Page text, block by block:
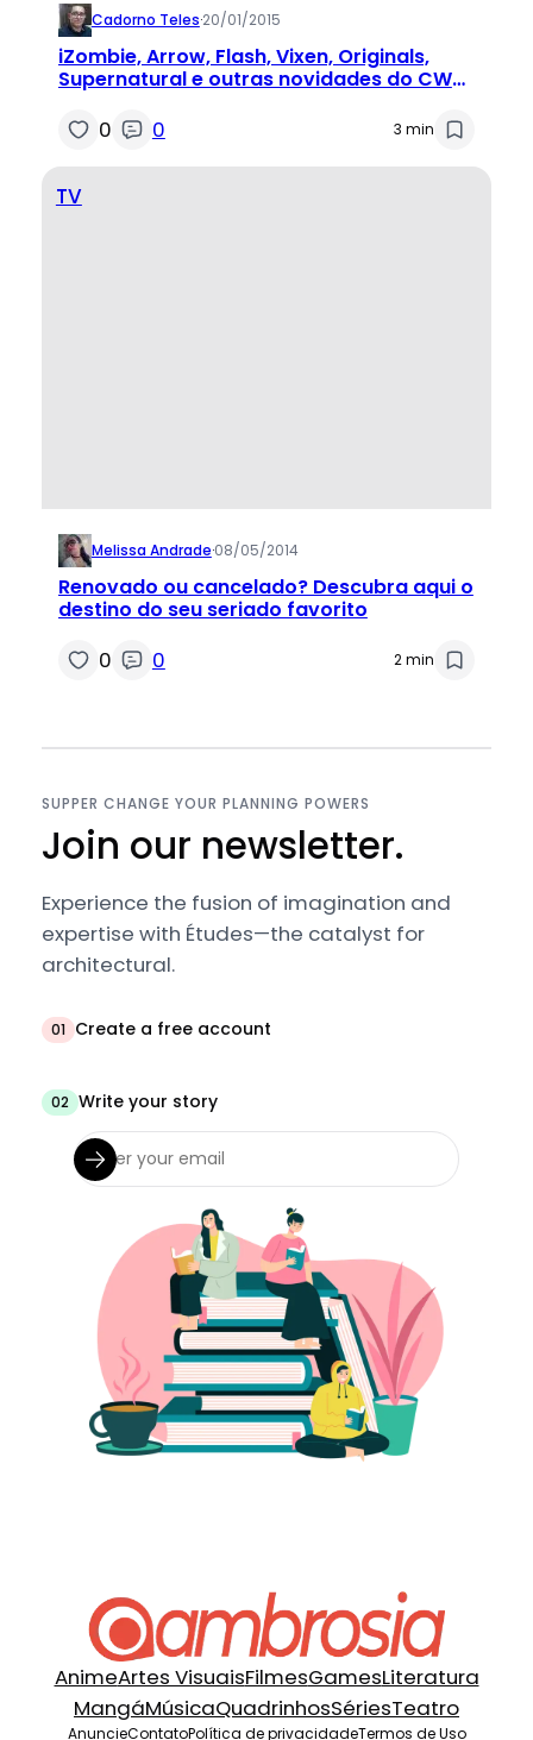
Cadorno Teles·20/01/2015
iZombie, Arrow, Flash, Vixen, Originals,
Supernatural e outras novidades do CW
0 0 3 min
TV
Melissa Andrade·08/05/2014
Renovado ou cancelado? Descubra aqui o
destino do seu seriado favorito
0 0 2 min
SUPPER CHANGE YOUR PLANNING POWERS
Join our newsletter.
Experience the fusion of imagination and
expertise with Études—the catalyst for
architectural.
01 Create a free account
02 Write your story
AnimeArtes VisuaisFilmesGamesLiteratura
MangáMúsicaQuadrinhosSériesTeatro
AnuncieContatoPolítica de privacidadeTermos de Uso